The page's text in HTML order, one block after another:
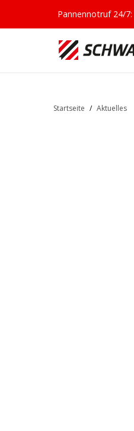
Pannennotruf 24/7:
Startseite / Aktuelles